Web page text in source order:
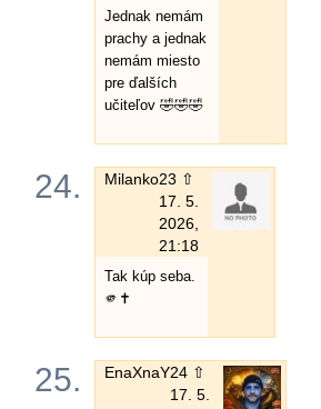
Jednak nemám
prachy a jednak
nemám miesto
pre ďalších
učiteľov 🤣🤣🤣
24. Milanko23 ⇧
17. 5.
2026,
21:18
Tak kúp seba.
🫵✝️
25. EnaXnaY24 ⇧
17. 5.